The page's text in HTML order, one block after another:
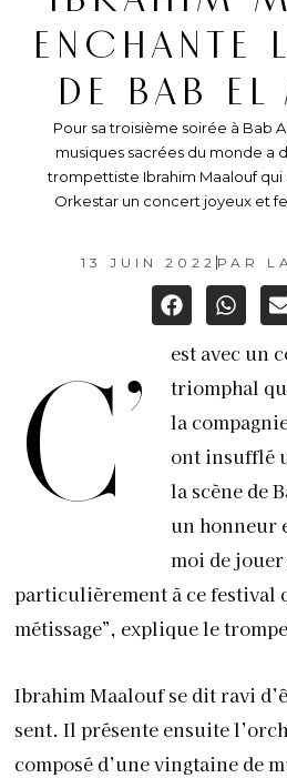
ENCHANTE
DE BAB EL
Pour sa troisième soirée à Bab
musiques sacrées du monde a
trompettiste Ibrahim Maalouf
Orkestar un concert joyeux et
13 JUIN 2022 PAR
C’
est avec un
triomphal
la
ont insufflé
la scène de
un honneur
moi de
particulièrement à ce festival
métissage”, explique le
Ibrahim Maalouf se dit ravi
sent. Il présente ensuite
composé d’une vingtaine de